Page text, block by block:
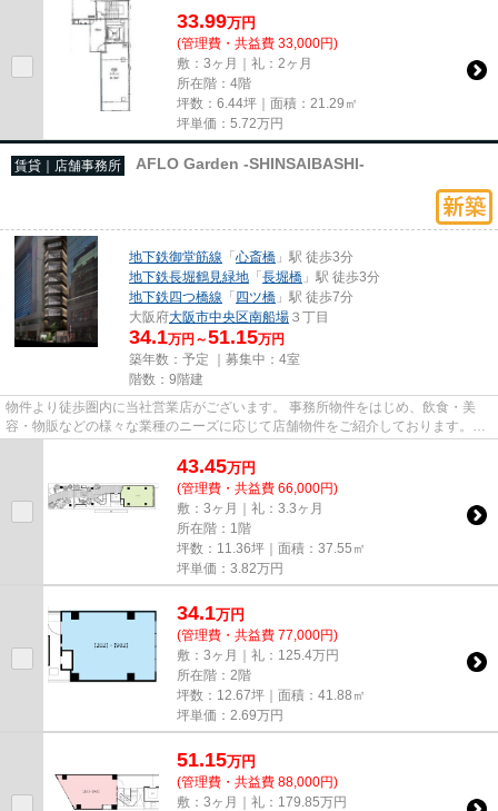
33.99万円
(管理費・共益費 33,000円)
敷：3ヶ月｜礼：2ヶ月
所在階：4階
坪数：6.44坪｜面積：21.29㎡
坪単価： 5.72万円
賃貸｜店舗事務所 AFLO Garden -SHINSAIBASHI-
地下鉄御堂筋線 「心斎橋 」駅 徒歩3分
地下鉄長堀鶴見緑地 「長堀橋 」駅 徒歩3分
地下鉄四つ橋線 「四ツ橋 」駅 徒歩7分
大阪府大阪市中央区南船場 ３丁目
34.1万円～51.15万円
築年数：予定 ｜募集中： 4室
階数：9階建
物件より徒歩圏内に当社営業店がございます。 事務所物件をはじめ、飲食・美
容・物販などの様々な業種のニーズに応じて店舗物件をご紹介しております。
尚、弊社ではおとり広告は一切...
43.45万円
(管理費・共益費 66,000円)
敷：3ヶ月｜礼：3.3ヶ月
所在階：1階
坪数：11.36坪｜面積：37.55㎡
坪単価： 3.82万円
34.1万円
(管理費・共益費 77,000円)
敷：3ヶ月｜礼：125.4万円
所在階：2階
坪数：12.67坪｜面積：41.88㎡
坪単価： 2.69万円
51.15万円
(管理費・共益費 88,000円)
敷：3ヶ月｜礼：179.85万円